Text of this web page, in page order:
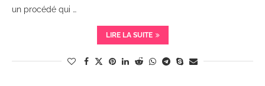
un procédé qui …
LIRE LA SUITE